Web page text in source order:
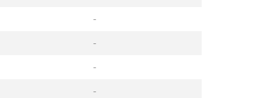
-
-
-
-